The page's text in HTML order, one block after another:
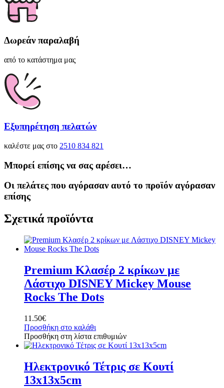
Δωρεάν παραλαβή
από το κατάστημα μας
Εξυπηρέτηση πελατών
καλέστε μας στο 2510 834 821
Μπορεί επίσης να σας αρέσει…
Οι πελάτες που αγόρασαν αυτό το προϊόν αγόρασαν
επίσης
Σχετικά προϊόντα
Premium Κλασέρ 2 κρίκων με
Λάστιχο DISNEY Mickey Mouse
Rocks The Dots
11.50€
Προσθήκη στο καλάθι
Προσθήκη στη λίστα επιθυμιών
Ηλεκτρονικό Τέτρις σε Κουτί
13x13x5cm